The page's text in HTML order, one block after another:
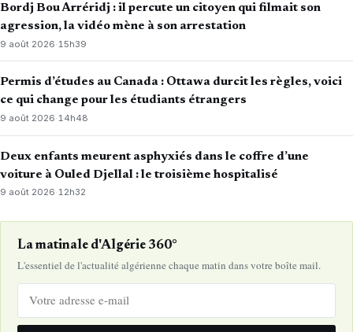
Bordj Bou Arréridj : il percute un citoyen qui filmait son
agression, la vidéo mène à son arrestation
9 août 2026· 15h39
Permis d’études au Canada : Ottawa durcit les règles, voici
ce qui change pour les étudiants étrangers
9 août 2026·14h48
Deux enfants meurent asphyxiés dans le coffre d’une
voiture à Ouled Djellal : le troisième hospitalisé
9 août 2026·12h32
La matinale d'Algérie 360°
L'essentiel de l'actualité algérienne chaque matin dans votre boîte mail.